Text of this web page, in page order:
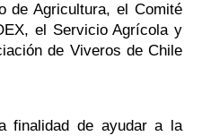
de Agricultura, el Comité
el Servicio Agrícola y
de Viveros de Chile
finalidad de ayudar a la